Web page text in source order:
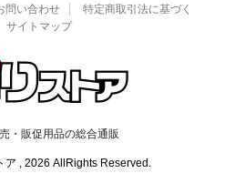
問い合わせ
特定商取引法に基づく
サイトマップ
・販促用品の総合通販
, 2026 AllRights Reserved.